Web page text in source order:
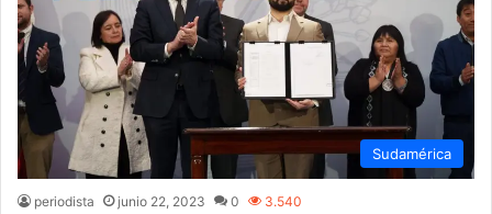
Sudamérica
periodista junio 22, 2023 0 3.540